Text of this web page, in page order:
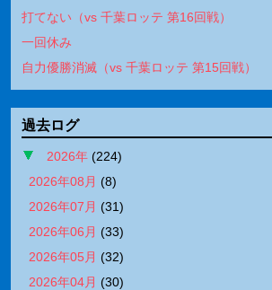
打てない（vs 千葉ロッテ 第16回戦）
一回休み
自力優勝消滅（vs 千葉ロッテ 第15回戦）
過去ログ
2026年 (224)
2026年08月 (8)
2026年07月 (31)
2026年06月 (33)
2026年05月 (32)
2026年04月 (30)